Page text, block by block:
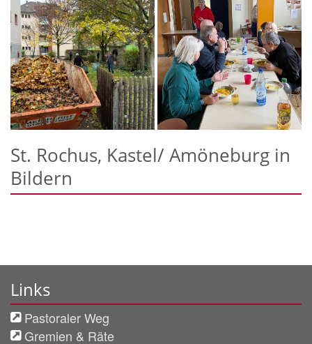
St. Rochus, Kastel/ Amöneburg in
Bildern
Links
Pastoraler Weg
Gremien & Räte